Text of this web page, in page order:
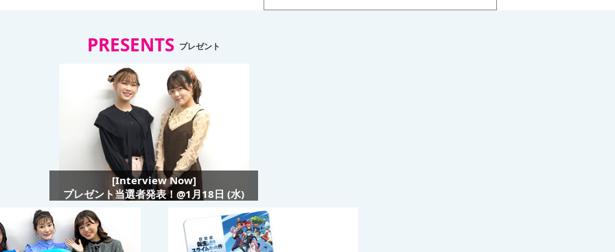
PRESENTS プレゼント
[Interview Now]
プレゼント当選者発表！@1月18日 (水)